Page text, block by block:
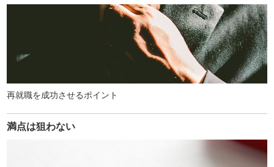
再就職を成功させるポイント
満点は狙わない